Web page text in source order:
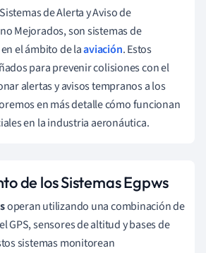
de Alerta y Aviso de
Mejorados, son sistemas de
el ámbito de laaviación. Estos
para prevenir colisiones con el
alertas y avisos tempranos a los
en más detalle cómo funcionan
en la industria aeronáutica.
de los Sistemas Egpws
operan utilizando una combinación de
GPS, sensores de altitud y bases de
sistemas monitorean